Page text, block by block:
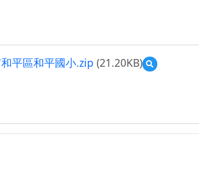
平區和平國小.zip (21.20KB)
預
覽
習